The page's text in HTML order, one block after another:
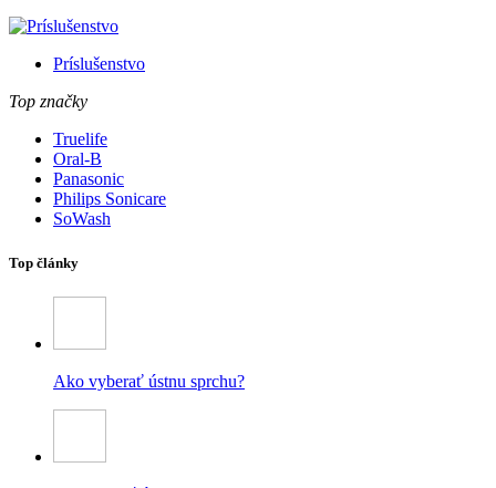
Príslušenstvo
Top značky
Truelife
Oral-B
Panasonic
Philips Sonicare
SoWash
Top články
Ako vyberať ústnu sprchu?